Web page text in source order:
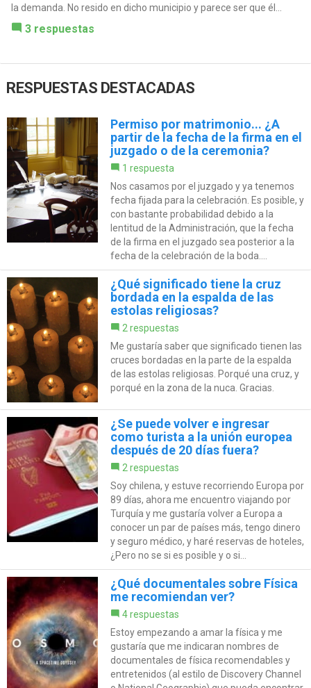
la demanda. No resido en dicho municipio y parece ser que él...
3 respuestas
RESPUESTAS DESTACADAS
Permiso por matrimonio... ¿A
partir de la fecha de la firma en el
juzgado o de la ceremonia?
1 respuesta
Nos casamos por el juzgado y ya tenemos
fecha fijada para la celebración. Es posible, y
con bastante probabilidad debido a la
lentitud de la Administración, que la fecha
de la firma en el juzgado sea posterior a la
fecha de la celebración de la boda....
¿Qué significado tiene la cruz
bordada en la espalda de las
estolas religiosas?
2 respuestas
Me gustaría saber que significado tienen las
cruces bordadas en la parte de la espalda
de las estolas religiosas. Porqué una cruz, y
porqué en la zona de la nuca. Gracias.
¿Se puede volver e ingresar
como turista a la unión europea
después de 20 días fuera?
2 respuestas
Soy chilena, y estuve recorriendo Europa por
89 días, ahora me encuentro viajando por
Turquía y me gustaría volver a Europa a
conocer un par de países más, tengo dinero
y seguro médico, y haré reservas de hoteles,
¿Pero no se si es posible y o si...
¿Qué documentales sobre Física
me recomiendan ver?
4 respuestas
Estoy empezando a amar la física y me
gustaría que me indicaran nombres de
documentales de física recomendables y
entretenidos (al estilo de Discovery Channel